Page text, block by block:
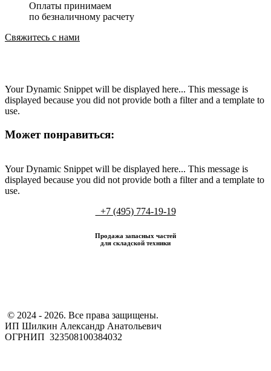
Оплаты принимаем
по безналичному расчету
Свяжитесь с нами
Your Dynamic Snippet will be displayed here... This message is
displayed because you did not provide both a filter and a template to
use.
Может понравиться:
Your Dynamic Snippet will be displayed here... This message is
displayed because you did not provide both a filter and a template to
use.
+7 (495) 774-19-19
Продажа запасных частей
для складской техники
​ © 2024 - 2026. Все права защищены.
ИП Шилкин Александр Анатольевич
ОГРНИП 323508100384032